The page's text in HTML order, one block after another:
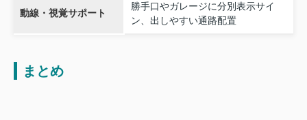
動線・視覚サポート
勝手口やガレージに分別表示サイ
ン、出しやすい通路配置
まとめ